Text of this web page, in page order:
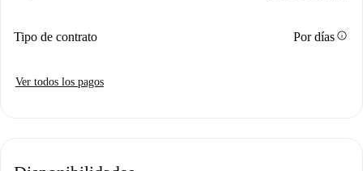
Tipo de contrato Por díasinfo
Ver todos los pagos